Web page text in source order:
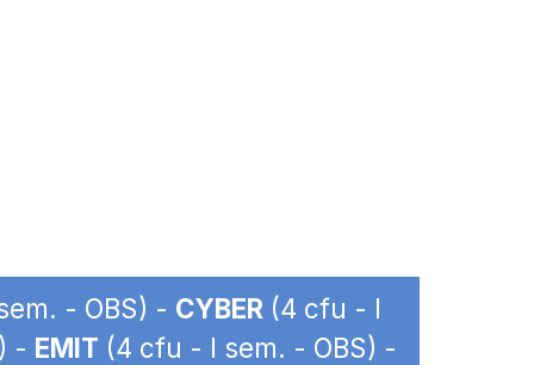
- OBS) - CYBER (4 cfu - I
- EMIT (4 cfu - I sem. - OBS) -